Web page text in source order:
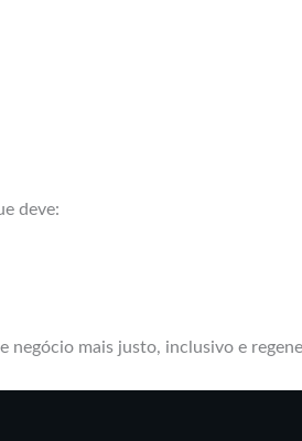
deve:
negócio mais justo, inclusivo e